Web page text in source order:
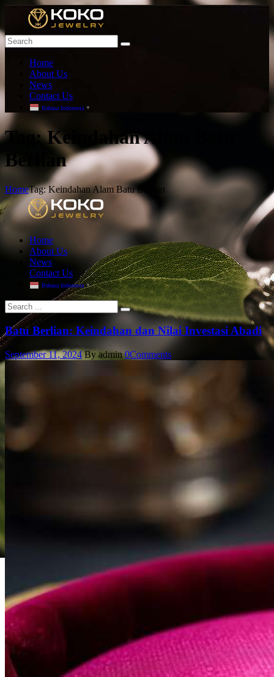
Home
About Us
News
Contact Us
Bahasa Indonesia ▼
T ag: Keindahan Alam Batu
Berlian
HomeTag: Keindahan Alam Batu Berlian
Home
About Us
News
Contact Us
Bahasa Indonesia ▼
Batu Berlian: Keindahan dan Nilai Investasi Abadi
September 11, 2024 By admin 0Comments